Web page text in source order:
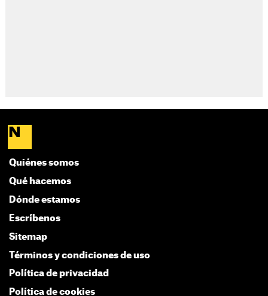
Quiénes somos
Qué hacemos
Dónde estamos
Escríbenos
Sitemap
Términos y condiciones de uso
Política de privacidad
Política de cookies